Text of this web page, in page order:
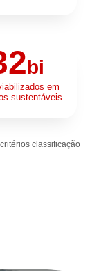
bi
em
sustentáveis
classificação